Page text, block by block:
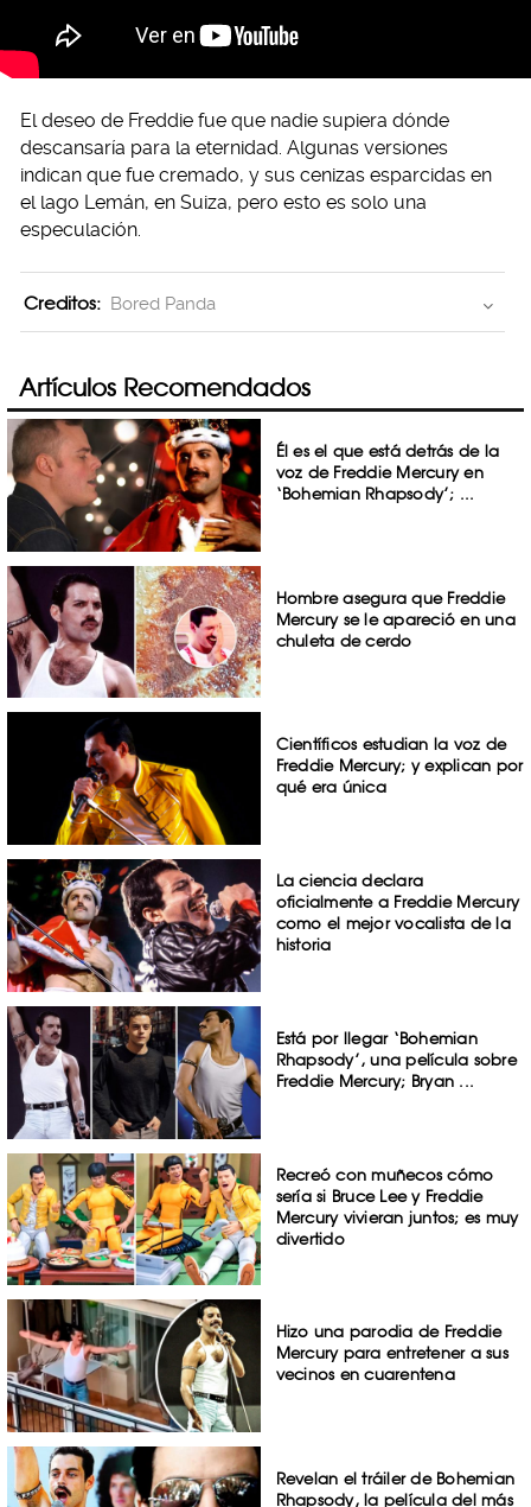
El deseo de Freddie fue que nadie supiera dónde
descansaría para la eternidad. Algunas versiones
indican que fue cremado, y sus cenizas esparcidas en
el lago Lemán, en Suiza, pero esto es solo una
especulación.
Creditos: Bored Panda
Artículos Recomendados
Él es el que está detrás de la
voz de Freddie Mercury en
‘Bohemian Rhapsody’; ...
Hombre asegura que Freddie
Mercury se le apareció en una
chuleta de cerdo
Científicos estudian la voz de
Freddie Mercury; y explican por
qué era única
La ciencia declara
oficialmente a Freddie Mercury
como el mejor vocalista de la
historia
Está por llegar ‘Bohemian
Rhapsody’, una película sobre
Freddie Mercury; Bryan ...
Recreó con muñecos cómo
sería si Bruce Lee y Freddie
Mercury vivieran juntos; es muy
divertido
Hizo una parodia de Freddie
Mercury para entretener a sus
vecinos en cuarentena
Revelan el tráiler de Bohemian
Rhapsody, la película del más